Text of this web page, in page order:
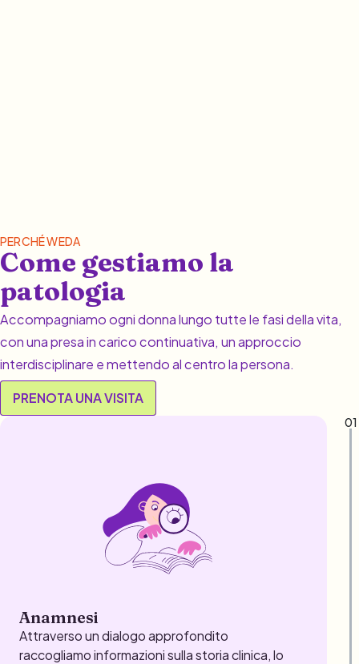
PERCHÉ WEDA
Come gestiamo la
patologia
Accompagniamo ogni donna lungo tutte le fasi della vita,
con una presa in carico continuativa, un approccio
interdisciplinare e mettendo al centro la persona.
PRENOTA UNA VISITA
Anamnesi
Attraverso un dialogo approfondito
raccogliamo informazioni sulla storia clinica, lo
01